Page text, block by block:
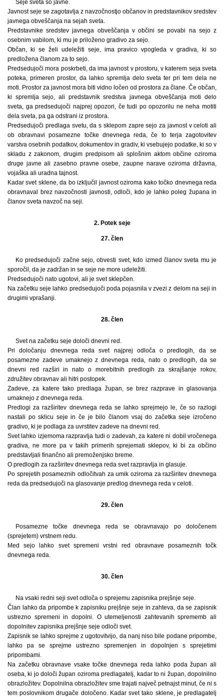
Seje sveta so javne.
Javnost seje se zagotavlja z navzočnostjo občanov in predstavnikov sredstev
javnega obveščanja na sejah sveta.
Predstavnike sredstev javnega obveščanja v občini se povabi na sejo z
osebnim vabilom, ki mu je priloženo gradivo za sejo.
Občan, ki se želi udeležiti seje, ima pravico vpogleda v gradiva, ki so
predložena članom za to sejo.
Predsedujoči mora poskrbeti, da ima javnost v prostoru, v katerem seja sveta
poteka, primeren prostor, da lahko spremlja delo sveta ter pri tem dela ne
moti. Prostor za javnost mora biti vidno ločen od prostora za člane. Če občan,
ki spremlja sejo, ali predstavnik sredstva javnega obveščanja moti delo
sveta, ga predsedujoči najprej opozori, če tudi po opozorilu ne neha motiti
dela sveta, pa ga odstrani iz prostora.
Predsedujoči predlaga svetu, da s sklepom zapre sejo za javnost v celoti ali
ob obravnavi posamezne točke dnevnega reda, če to terja zagotovitev
varstva osebnih podatkov, dokumentov in gradiv, ki vsebujejo podatke, ki so v
skladu z zakonom, drugim predpisom ali splošnim aktom občine oziroma
druge javne ali zasebno pravne osebe, zaupne narave oziroma državna,
vojaška ali uradna tajnost.
Kadar svet sklene, da bo izključil javnost oziroma kako točko dnevnega reda
obravnaval brez navzočnosti javnosti, odloči, kdo je lahko poleg župana in
članov sveta navzoč na seji.
2. Potek seje
27. člen
Ko predsedujoči začne sejo, obvesti svet, kdo izmed članov sveta mu je
sporočil, da je zadržan in se seje ne more udeležiti.
Predsedujoči nato ugotovi, ali je svet sklepčen.
Na začetku seje lahko predsedujoči poda pojasnila v zvezi z delom na seji in
drugimi vprašanji.
28. člen
Svet na začetku seje določi dnevni red.
Pri določanju dnevnega reda svet najprej odloča o predlogih, da se
posamezne zadeve umaknejo z dnevnega reda, nato o predlogih, da se
dnevni red razširi in nato o morebitnih predlogih za skrajšanje rokov,
združitev obravnav ali hitri postopek.
Zadeve, za katere tako predlaga župan, se brez razprave in glasovanja
umaknejo z dnevnega reda.
Predlogi za razširitev dnevnega reda se lahko sprejmejo le, če so razlogi
nastali po sklicu seje in če je bilo članom vsaj do začetka seje izročeno
gradivo, ki je podlaga za uvrstitev zadeve na dnevni red.
Svet lahko izjemoma razpravlja tudi o zadevah, za katere ni dobil vročenega
gradiva, ne more pa v takih primerih sprejemati sklepov, ki bi za občino
predstavljali finančno ali premoženjsko breme.
O predlogih za razširitev dnevnega reda svet razpravlja in glasuje.
Po sprejetih posameznih odločitvah za umik oziroma za razširitev dnevnega
reda da predsedujoči na glasovanje predlog dnevnega reda v celoti.
29. člen
Posamezne točke dnevnega reda se obravnavajo po določenem
(sprejetem) vrstnem redu.
Med sejo lahko svet spremeni vrstni red obravnave posameznih točk
dnevnega reda.
30. člen
Na vsaki redni seji svet odloča o sprejemu zapisnika prejšnje seje.
Član lahko da pripombe k zapisniku prejšnje seje in zahteva, da se zapisnik
ustrezno spremeni in dopolni. O utemeljenosti zahtevanih sprememb ali
dopolnitev zapisnika prejšnje seje odloči svet.
Zapisnik se lahko sprejme z ugotovitvijo, da nanj niso bile podane pripombe,
lahko pa se sprejme ustrezno spremenjen in dopolnjen s sprejetimi
pripombami.
Na začetku obravnave vsake točke dnevnega reda lahko poda župan ali
oseba, ki jo določi župan oziroma predlagatelj, kadar to ni župan, dopolnilno
obrazložitev. Dopolnilna obrazložitev sme trajati največ petnajst minut, če ni s
tem poslovnikom drugače določeno. Kadar svet tako sklene, je predlagatelj